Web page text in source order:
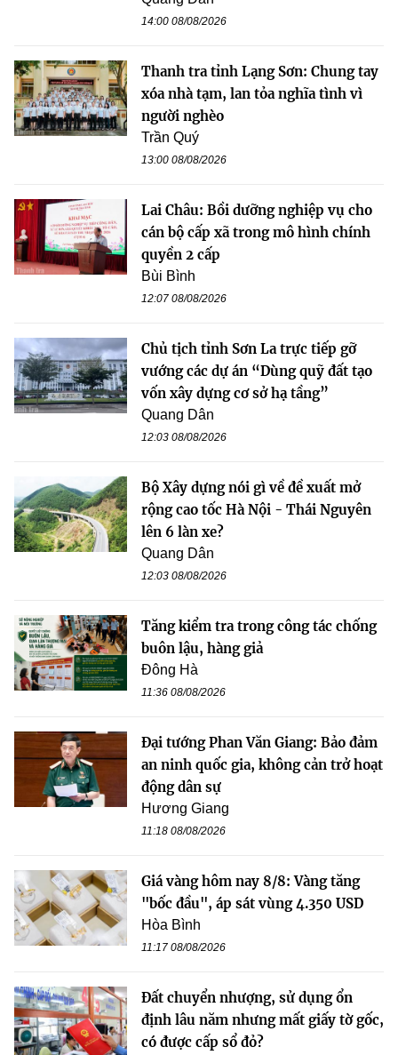
14:00 08/08/2026
Thanh tra tỉnh Lạng Sơn: Chung tay
xóa nhà tạm, lan tỏa nghĩa tình vì
người nghèo
Trần Quý
13:00 08/08/2026
Lai Châu: Bồi dưỡng nghiệp vụ cho
cán bộ cấp xã trong mô hình chính
quyền 2 cấp
Bùi Bình
12:07 08/08/2026
Chủ tịch tỉnh Sơn La trực tiếp gỡ
vướng các dự án “Dùng quỹ đất tạo
vốn xây dựng cơ sở hạ tầng”
Quang Dân
12:03 08/08/2026
Bộ Xây dựng nói gì về đề xuất mở
rộng cao tốc Hà Nội - Thái Nguyên
lên 6 làn xe?
Quang Dân
12:03 08/08/2026
Tăng kiểm tra trong công tác chống
buôn lậu, hàng giả
Đông Hà
11:36 08/08/2026
Đại tướng Phan Văn Giang: Bảo đảm
an ninh quốc gia, không cản trở hoạt
động dân sự
Hương Giang
11:18 08/08/2026
Giá vàng hôm nay 8/8: Vàng tăng
"bốc đầu", áp sát vùng 4.350 USD
Hòa Bình
11:17 08/08/2026
Đất chuyển nhượng, sử dụng ổn
định lâu năm nhưng mất giấy tờ gốc,
có được cấp sổ đỏ?